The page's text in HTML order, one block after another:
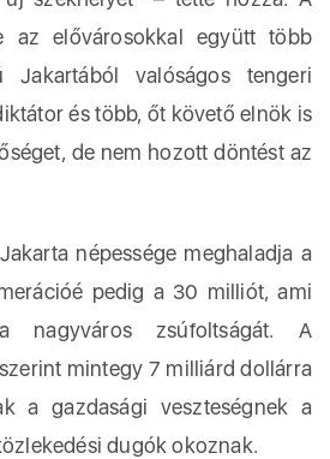
az elővárosokkal együtt több
Jakartából valóságos tengeri
és több, őt követő elnök is
de nem hozott döntést az
népessége meghaladja a
pedig a 30 milliót, ami
nagyváros zsúfoltságát. A
mintegy 7 milliárd dollárra
a gazdasági veszteségnek a
dugók okoznak.